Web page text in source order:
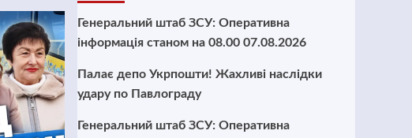
Генеральний штаб ЗСУ: Оперативна
інформація станом на 08.00 07.08.2026
Палає депо Укрпошти! Жахливі наслідки
удару по Павлограду
Генеральний штаб ЗСУ: Оперативна